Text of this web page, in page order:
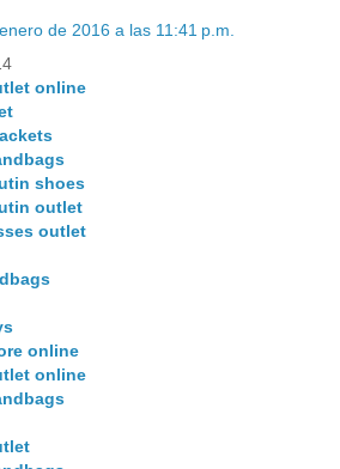
de 2016 a las 11:41 p.m.
online
shoes
outlet
outlet
online
online